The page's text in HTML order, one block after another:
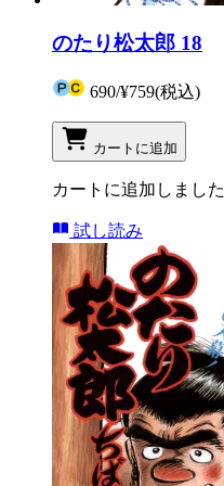
のたり松太郎 18
690/¥759(税込)
カートに追加
カートに追加しました
試し読み